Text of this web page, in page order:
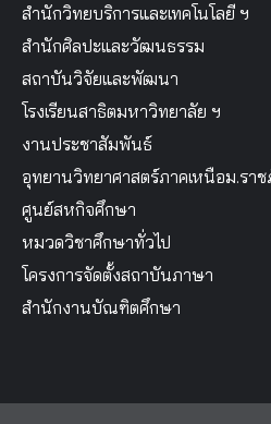
สำนักวิทยบริการและเทคโนโลยี ฯ
สำนักศิลปะและวัฒนธรรม
สถาบันวิจัยและพัฒนา
โรงเรียนสาธิตมหาวิทยาลัย ฯ
งานประชาสัมพันธ์
อุทยานวิทยาศาสตร์ภาคเหนือม.รา
ศูนย์สหกิจศึกษา
หมวดวิชาศึกษาทั่วไป
โครงการจัดตั้งสถาบันภาษา
สำนักงานบัณฑิตศึกษา